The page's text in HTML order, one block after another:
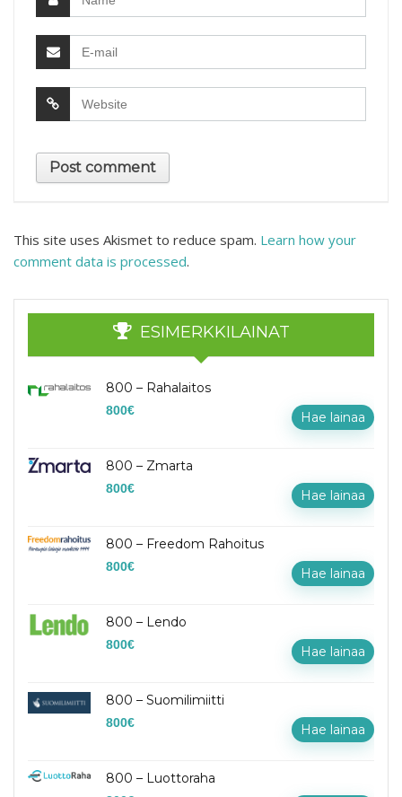
This site uses Akismet to reduce spam. Learn how your
comment data is processed.
ESIMERKKILAINAT
800 – Rahalaitos
800€ Hae lainaa
800 – Zmarta
800€ Hae lainaa
800 – Freedom Rahoitus
800€ Hae lainaa
800 – Lendo
800€ Hae lainaa
800 – Suomilimiitti
800€ Hae lainaa
800 – Luottoraha